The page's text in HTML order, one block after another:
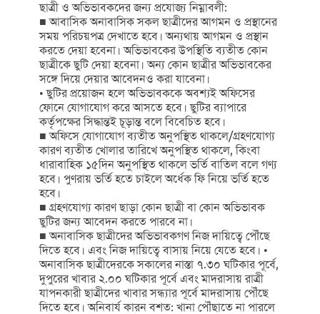
ছাত্রী ও অভিভাবকদের জন্য প্রযোজ্য নিম্নাবলী:
■ আবাসিক অনাবাসিক সকল ছাত্রীদের আগমন ও প্রস্থানের
সময় পরিচয়পত্র দেখাতে হবে। অন্যথায় আগমন ও প্রস্থান
করতে দেয়া হবেনা। অভিভাবকের উপস্থিতি ব্যতীত কোন
ছাত্রীকে ছুটি দেয়া হবেনা। অন্য কোন ছাত্রীর অভিভাবকের
সঙ্গে দিয়ে দেয়ার আবেদনও করা যাবেনা।
• ছুটির প্রয়োজন হলে অভিভাবককে অবশ্যই অফিসের
ফোনে যোগাযোগ করে আসতে হবে। ছুটির ব্যাপারে
কর্তৃপক্ষের সিদ্ধান্তই চূড়ান্ত বলে বিবেচিত হবে।
■ অফিসে যোগাযোগ ব্যতীত অনুপস্থিত থাকলে/গ্রহণযোগ্য
কারণ ব্যতীত খোলার তারিখে অনুপস্থিত থাকলে, কিংবা
ধারাবাহিক ১৫দিন অনুপস্থিত থাকলে ভর্তি বাতিল বলে গণ্য
হবে। পুণরায় ভর্তি হতে চাইলে অর্ধেক ফি নিয়ে ভর্তি হতে
হবে।
■ গ্রহণযোগ্য কারণ ছাড়া কোন ছাত্রী বা কোন অভিভাবক
ছুটির জন্য আবেদন করতে পারবে না।
■ অনাবাসিক ছাত্রীদের অভিভাবকগণ নিজ দায়িত্বে পৌঁছে
দিতে হবে। এবং নিজ দায়িত্বে বাসায় নিয়ে যেতে হবে। •
অনাবাসিক ছাত্রীদেরকে সকালের নাস্তা ৭.৩০ ঘটিকার পূর্বে,
দুপুরের খাবার ২.০০ ঘটিকার পূর্বে এবং মাদরাসায় রাত্রী
যাপনকারী ছাত্রীদের খাবার সন্ধ্যার পূর্বে মাদরাসায় পৌঁছে
দিতে হবে। অনিবার্য কারন বশত: খানা পৌঁছাতে না পারলে